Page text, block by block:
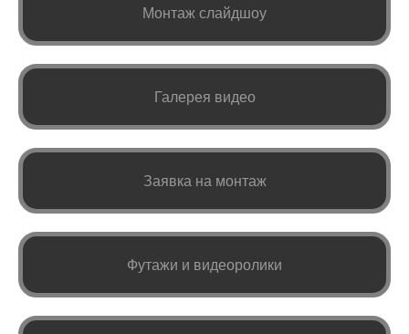
Монтаж слайдшоу
Галерея видео
Заявка на монтаж
Футажи и видеоролики